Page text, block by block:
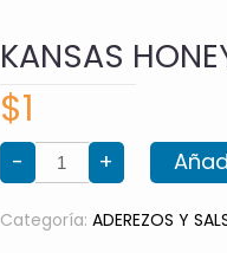
KANSAS
$1
- KANSAS
HONEY
MUSTARD
+
Categoría: ADEREZOS Y